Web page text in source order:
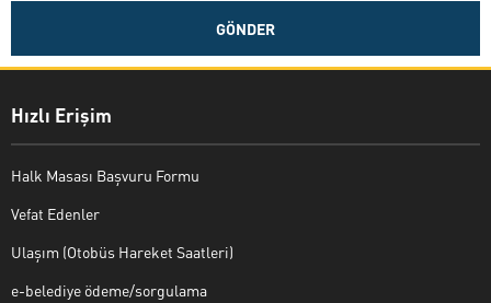
Hızlı Erişim
Halk Masası Başvuru Formu
Vefat Edenler
Ulaşım (Otobüs Hareket Saatleri)
e-belediye ödeme/sorgulama